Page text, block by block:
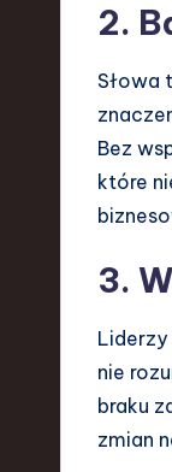
2.
Słowa
Bez
które
3.
nie
braku
zmian